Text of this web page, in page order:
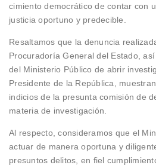
cimiento democrático de contar con
justicia oportuno y predecible.
Resaltamos que la denuncia
Procuradoría General del Estado,
del Ministerio Público de abrir
Presidente de la República,
indicios de la presunta comisión de
materia de investigación.
Al respecto, consideramos que el
actuar de manera oportuna y
presuntos delitos, en fiel